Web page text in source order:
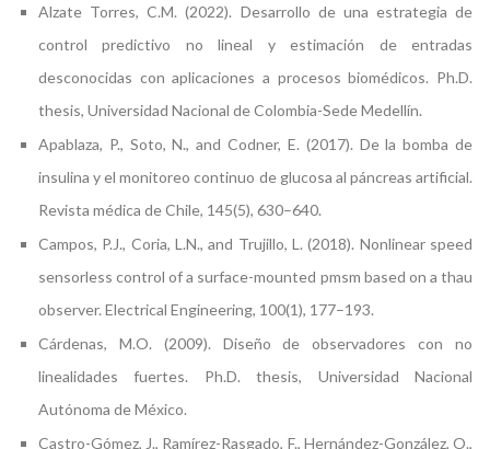
Alzate Torres, C.M. (2022). Desarrollo de una estrategia de
control predictivo no lineal y estimación de entradas
desconocidas con aplicaciones a procesos biomédicos. Ph.D.
thesis, Universidad Nacional de Colombia-Sede Medellín.
Apablaza, P., Soto, N., and Codner, E. (2017). De la bomba de
insulina y el monitoreo continuo de glucosa al páncreas artificial.
Revista médica de Chile, 145(5), 630–640.
Campos, P.J., Coria, L.N., and Trujillo, L. (2018). Nonlinear speed
sensorless control of a surface-mounted pmsm based on a thau
observer. Electrical Engineering, 100(1), 177–193.
Cárdenas, M.O. (2009). Diseño de observadores con no
linealidades fuertes. Ph.D. thesis, Universidad Nacional
Autónoma de México.
Castro-Gómez, J., Ramírez-Rasgado, F., Hernández-González, O.,